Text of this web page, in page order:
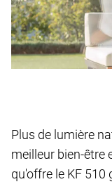
Plus de lumière
meilleur bien-être
qu'offre le KF 510